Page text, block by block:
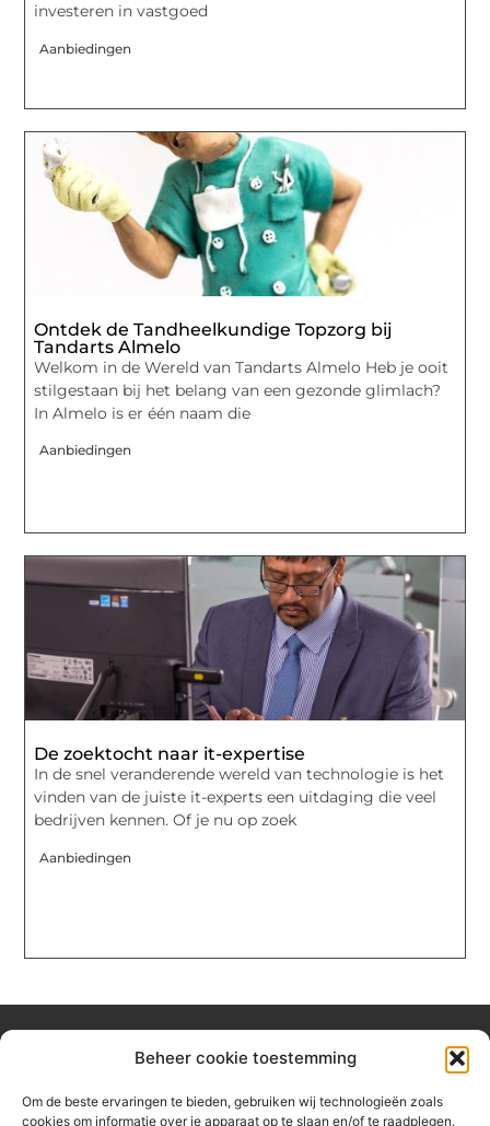
Beheer cookie toestemming
Om de beste ervaringen te bieden, gebruiken wij technologieën zoals
cookies om informatie over je apparaat op te slaan en/of te raadplegen.
investeren in vastgoed
Aanbiedingen
Ontdek de Tandheelkundige Topzorg bij
Tandarts Almelo
Welkom in de Wereld van Tandarts Almelo Heb je ooit
stilgestaan bij het belang van een gezonde glimlach?
In Almelo is er één naam die
Aanbiedingen
De zoektocht naar it-expertise
In de snel veranderende wereld van technologie is het
vinden van de juiste it-experts een uitdaging die veel
bedrijven kennen. Of je nu op zoek
Aanbiedingen
Jouw gids voor inspiratie en tips uit het dagelijks leven.